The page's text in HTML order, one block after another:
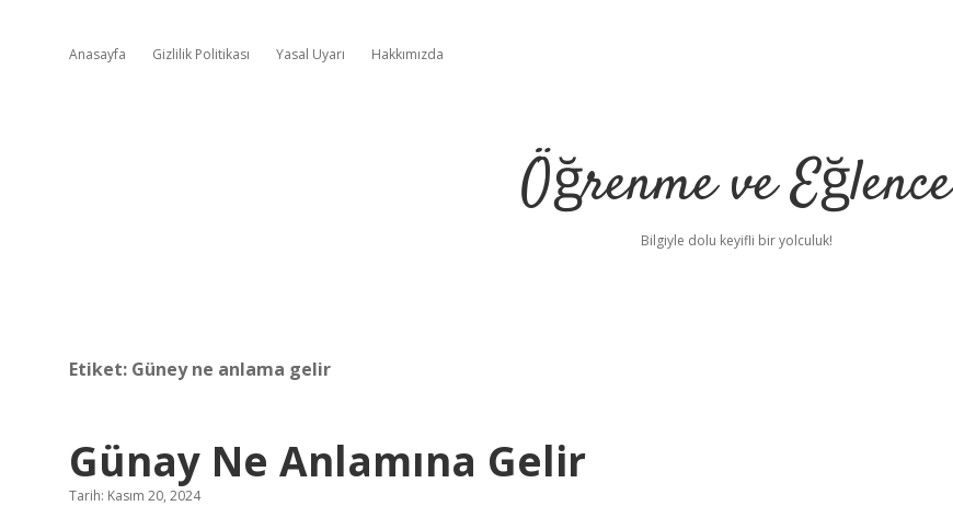
Anasayfa Gizlilik Politikası Yasal Uyarı Hakkımızda
Öğrenme ve Eğlence
Bilgiyle dolu keyifli bir yolculuk!
Etiket: Güney ne anlama gelir
Günay Ne Anlamına Gelir
Tarih: Kasım 20, 2024